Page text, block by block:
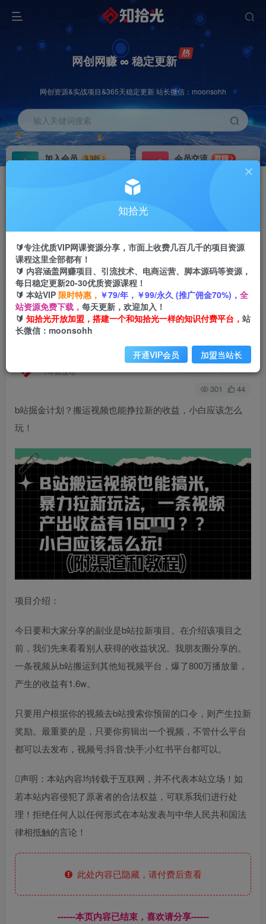
网创网赚 ∞ 稳定更新
网创资源&实战项目&365天稳定更新 站长微信：moonsohh
输入关键词搜索
加入会员
3.3折
会员交流
群聊
首页 会员免费 正文
b站掘金计划？搬运视频也能挣拉新的收益，小白
应该怎么玩！
1年前发布
关注 私信
301 44
b站掘金计划？搬运视频也能挣拉新的收益，小白应该怎么
玩！
项目介绍：
今日要和大家分享的副业是b站拉新项目。在介绍该项目之
前，我们先来看看别人获得的收益状况。我朋友圈分享的。
一条视频从b站搬运到其他短视频平台，爆了800万播放量，
产生的收益有1.6w。
只要用户根据你的视频去b站搜索你预留的口令，则产生拉新
奖励。最重要的是，只要你剪辑出一个视频，不管什么平台
都可以去发布，视频号;抖音;快手;小红书平台都可以。
声明：本站内容均转载于互联网，并不代表本站立场！如
若本站内容侵犯了原著者的合法权益，可联系我们进行处
理！拒绝任何人以任何形式在本站发表与中华人民共和国法
律相抵触的言论！
此处内容已隐藏，请付费后查看
------本页内容已结束，喜欢请分享------
知拾光
🔰专注优质VIP网课资源分享，市面上收费几百几千的项目资源
课程这里全部都有！
🔰 内容涵盖网赚项目、引流技术、电商运营、脚本源码等资源，
每日稳定更新20-30优质资源课程！
🔰 本站VIP 限时特惠， ￥79/年，￥99/永久 (推广佣金70%)， 全
站资源免费下载， 每天更新，欢迎加入！
🔰 知拾光开放加盟，搭建一个和知拾光一样的知识付费平台， 站
长微信：moonsohh
开通VIP会员 加盟当站长